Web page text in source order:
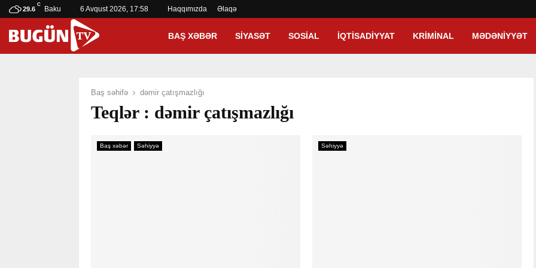
29.6
C
Baku 6 Avqust 2026, 17:58 Haqqımızda Əlaqə
BAŞ XƏBƏR SIYASƏT SOSIAL İQTISADIYYAT KRIMINAL MƏDƏNIYYƏT
Baş səhifə dəmir çatışmazlığı
Teqlər : dəmir çatışmazlığı
Baş xəbər Səhiyyə Səhiyyə